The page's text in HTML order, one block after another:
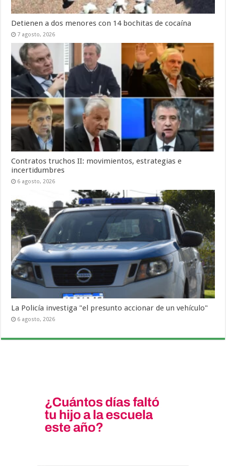
Detienen a dos menores con 14 bochitas de cocaína
7 agosto, 2026
Contratos truchos II: movimientos, estrategias e
incertidumbres
6 agosto, 2026
La Policía investiga "el presunto accionar de un vehículo"
6 agosto, 2026